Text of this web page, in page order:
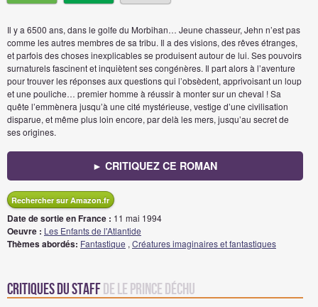
Il y a 6500 ans, dans le golfe du Morbihan… Jeune chasseur, Jehn n’est pas
comme les autres membres de sa tribu. Il a des visions, des rêves étranges,
et parfois des choses inexplicables se produisent autour de lui. Ses pouvoirs
surnaturels fascinent et inquiètent ses congénères. Il part alors à l’aventure
pour trouver les réponses aux questions qui l’obsèdent, apprivoisant un loup
et une pouliche… premier homme à réussir à monter sur un cheval ! Sa
quête l’emmènera jusqu’à une cité mystérieuse, vestige d’une civilisation
disparue, et même plus loin encore, par delà les mers, jusqu’au secret de
ses origines.
► CRITIQUEZ CE ROMAN
Rechercher sur Amazon.fr
Date de sortie en France : 11 mai 1994
Oeuvre : Les Enfants de l'Atlantide
Thèmes abordés: Fantastique , Créatures imaginaires et fantastiques
Critiques du staffde Le Prince Déchu